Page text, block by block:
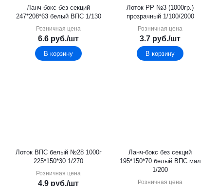
Ланч-бокс без секций
247*208*63 белый ВПС 1/130
Розничная цена
6.6 руб./шт
В корзину
Лоток PР №3 (1000гр.)
прозрачный 1/100/2000
Розничная цена
3.7 руб./шт
В корзину
Лоток ВПС белый №28 1000г
225*150*30 1/270
Розничная цена
4.9 руб./шт
Ланч-бокс без секций
195*150*70 белый ВПС мал
1/200
Розничная цена